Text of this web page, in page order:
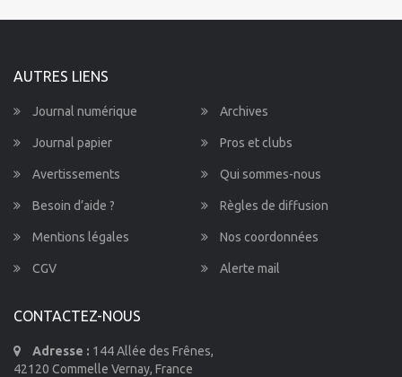
AUTRES LIENS
Journal numérique Archives
Journal papier Pros et clubs
Avertissements Qui sommes-nous
Besoin d’aide ? Règles de diffusion
Mentions légales Nos coordonnées
CGV Alerte mail
CONTACTEZ-NOUS
Adresse : 144 Allée des Frênes,
42120 Commelle Vernay, France